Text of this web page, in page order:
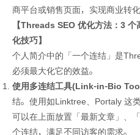
商平台或销售页面，实现商业转化
【Threads SEO 优化方法：3
化技巧】
个人简介中的「一个连结」是
必须最大化它的效益。
使用多连结工具(Link-in-Bio
结。使用如Linktree、Portaly 这
可以在上面放置「最新文章」、
个连结，满足不同访客的需求。